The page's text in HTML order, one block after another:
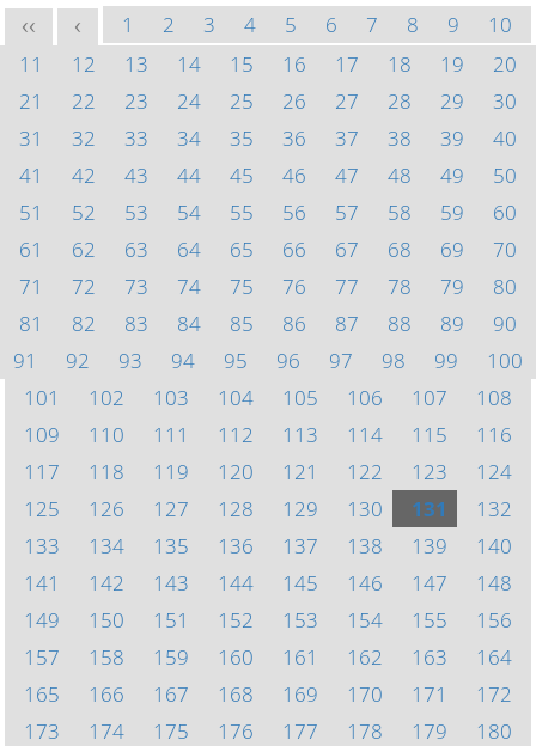
<< < 1 2 3 4 5 6 7 8 9
10
11
12 13 14 15 16 17 18 19
20
21
22 23 24 25 26 27 28 29
30
31
32 33 34 35 36 37 38 39
40
41
42 43 44 45 46 47 48 49
50
51
52 53 54 55 56 57 58 59
60
61
62 63 64 65 66 67 68 69
70
71
72 73 74 75 76 77 78 79
80
81
82 83 84 85 86 87 88 89
90
91
92 93 94 95 96 97 98 99
100
101
102 103 104 105 106 107
108
109
110 111 112 113 114 115
116
117
118 119 120 121 122 123
124
125
126 127 128 129 130 131
132
133
134 135 136 137 138 139
140
141
142 143 144 145 146 147
148
149
150 151 152 153 154 155
156
157
158 159 160 161 162 163
164
165
166 167 168 169 170 171
172
173
174 175 176 177 178 179
180